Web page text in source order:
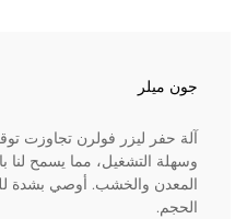
جون ميلر
آلة حفر ليزر فولرن تجاوزت
وسهلة التشغيل، مما يسمح لنا
المعدن والخشب. أوصي بشدة
الحجم.